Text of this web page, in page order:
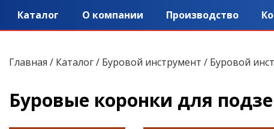
Каталог О компании Производство
Главная / Каталог/ Буровой инструмент / Буровой
Буровые коронки для